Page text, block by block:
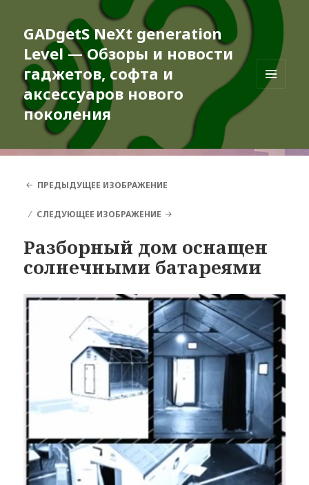
GADgetS NeXt generation
Level — Обзоры и новости
гаджетов, софта и
аксессуаров нового
поколения
МЕНЮ
ПРЕДЫДУЩЕЕ ИЗОБРАЖЕНИЕ
СЛЕДУЮЩЕЕ ИЗОБРАЖЕНИЕ
Разборный дом оснащен
солнечными батареями